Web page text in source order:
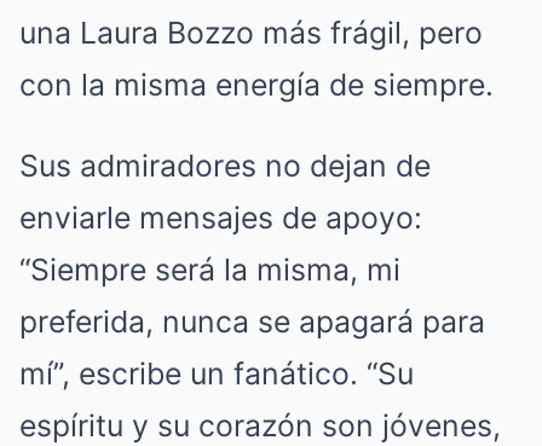
una Laura Bozzo más frágil, pero
con la misma energía de siempre.
Sus admiradores no dejan de
enviarle mensajes de apoyo:
“Siempre será la misma, mi
preferida, nunca se apagará para
mí”, escribe un fanático. “Su
espíritu y su corazón son jóvenes,